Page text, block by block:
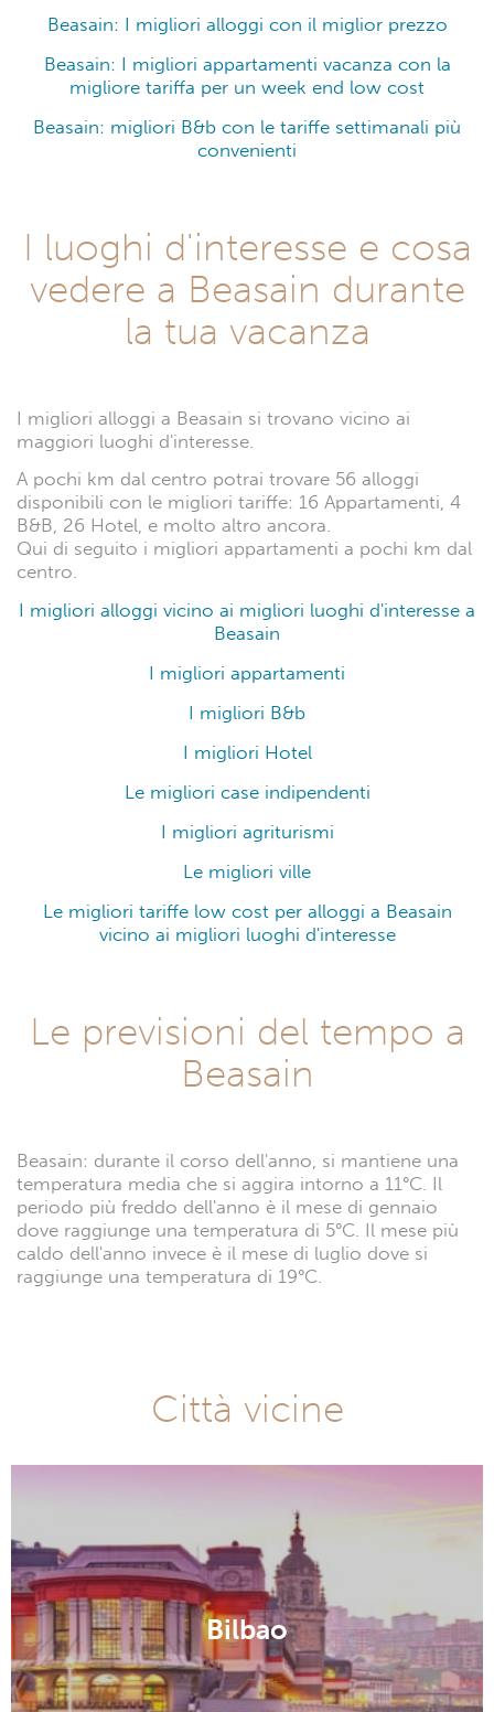
Beasain: I migliori alloggi con il miglior prezzo
Beasain: I migliori appartamenti vacanza con la
migliore tariffa per un week end low cost
Beasain: migliori B&b con le tariffe settimanali più
convenienti
I luoghi d'interesse e cosa
vedere a Beasain durante
la tua vacanza
I migliori alloggi a Beasain si trovano vicino ai
maggiori luoghi d'interesse.
A pochi km dal centro potrai trovare 56 alloggi
disponibili con le migliori tariffe: 16 Appartamenti, 4
B&B, 26 Hotel, e molto altro ancora.
Qui di seguito i migliori appartamenti a pochi km dal
centro.
I migliori alloggi vicino ai migliori luoghi d'interesse a
Beasain
I migliori appartamenti
I migliori B&b
I migliori Hotel
Le migliori case indipendenti
I migliori agriturismi
Le migliori ville
Le migliori tariffe low cost per alloggi a Beasain
vicino ai migliori luoghi d'interesse
Le previsioni del tempo a
Beasain
Beasain: durante il corso dell'anno, si mantiene una
temperatura media che si aggira intorno a 11°C. Il
periodo più freddo dell'anno è il mese di gennaio
dove raggiunge una temperatura di 5°C. Il mese più
caldo dell'anno invece è il mese di luglio dove si
raggiunge una temperatura di 19°C.
Città vicine
Bilbao